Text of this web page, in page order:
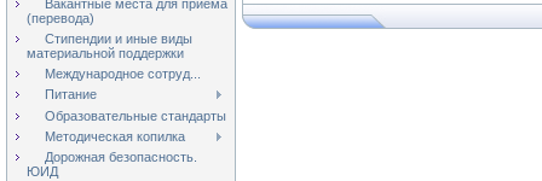
Вакантные места для приёма
(перевода)
Стипендии и иные виды
материальной поддержки
Международное сотруд...
Питание
Образовательные стандарты
Методическая копилка
Дорожная безопасность.
ЮИД